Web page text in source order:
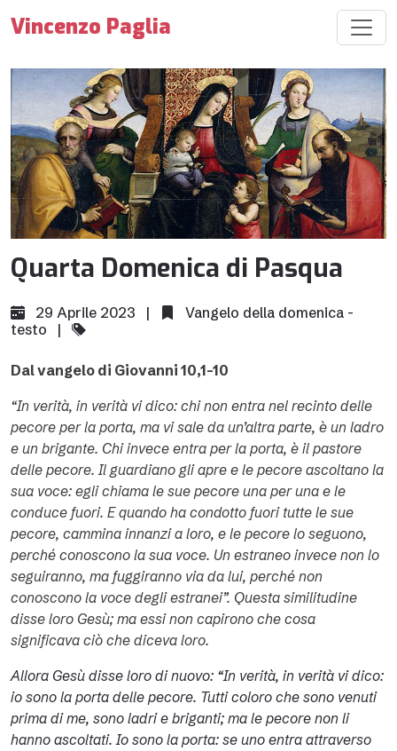
Vincenzo Paglia
Quarta Domenica di Pasqua
29 Aprile 2023 |
Vangelo della domenica -
testo |
Dal vangelo di Giovanni 10,1-10
“In verità, in verità vi dico: chi non entra nel recinto delle
pecore per la porta, ma vi sale da un’altra parte, è un ladro
e un brigante. Chi invece entra per la porta, è il pastore
delle pecore. Il guardiano gli apre e le pecore ascoltano la
sua voce: egli chiama le sue pecore una per una e le
conduce fuori. E quando ha condotto fuori tutte le sue
pecore, cammina innanzi a loro, e le pecore lo seguono,
perché conoscono la sua voce. Un estraneo invece non lo
seguiranno, ma fuggiranno via da lui, perché non
conoscono la voce degli estranei”. Questa similitudine
disse loro Gesù; ma essi non capirono che cosa
significava ciò che diceva loro.
Allora Gesù disse loro di nuovo: “In verità, in verità vi dico:
io sono la porta delle pecore. Tutti coloro che sono venuti
prima di me, sono ladri e briganti; ma le pecore non li
hanno ascoltati. Io sono la porta: se uno entra attraverso